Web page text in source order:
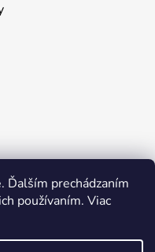
Ďalším prechádzaním
používaním. Viac